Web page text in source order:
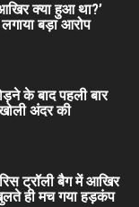
क्या हुआ था?’
बड़ा आरोप
के बाद पहली बार
अंदर की
ट्रॉली बैग में आखिर
ही मच गया हड़कंप